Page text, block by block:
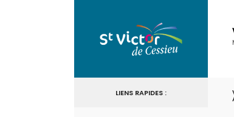
content
LIENS RAPIDES :